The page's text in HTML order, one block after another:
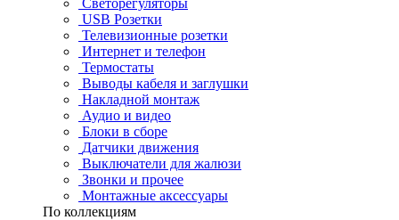
USB Розетки
Телевизионные розетки
Интернет и телефон
Термостаты
Выводы кабеля и заглушки
Накладной монтаж
Аудио и видео
Блоки в сборе
Датчики движения
Выключатели для жалюзи
Звонки и прочее
Монтажные аксессуары
По коллекциям